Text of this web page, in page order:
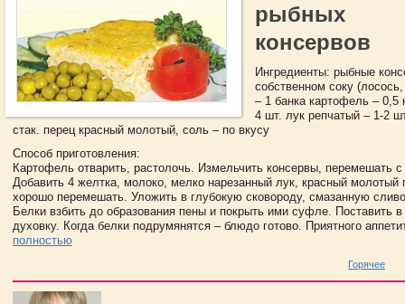
рыбных
консервов
Ингредиенты: рыбные
собственном соку
– 1 банка картофель – 0,5
4 шт. лук репчатый – 1-2
стак. перец красный молотый, соль – по вкусу
Способ приготовления:
Картофель отварить, растолочь. Измельчить консервы, перемешать
Добавить 4 желтка, молоко, мелко нарезанный лук, красный молотый
хорошо перемешать. Уложить в глубокую сковороду, смазанную
Белки взбить до образования пены и покрыть ими суфле. Поставить в
духовку. Когда белки подрумянятся – блюдо готово. Приятного
полностью
Горячее